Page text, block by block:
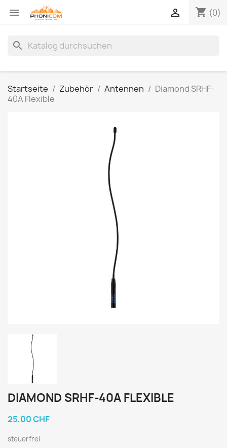
 shopping_cart (0)

search
Startseite Zubehör Antennen
Diamond SRHF-
40A Flexible
DIAMOND SRHF-40A FLEXIBLE
25,00 CHF
steuerfrei